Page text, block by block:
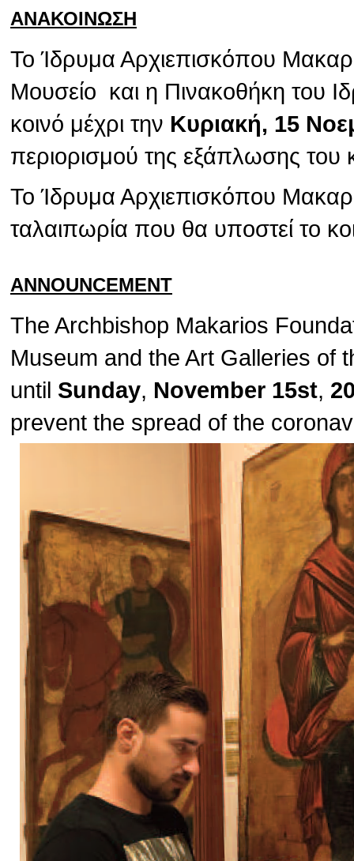
ΑΝΑΚΟΙΝΩΣΗ
Το Ίδρυμα Αρχιεπισκόπου
Μουσείο και η Πινακοθήκη του
κοινό μέχρι την Κυριακή, 15
περιορισμού της εξάπλωσης του
Το Ίδρυμα Αρχιεπισκόπου
ταλαιπωρία που θα υποστεί το
ANNOUNCEMENT
The Archbishop Makarios
Museum and the Art Galleries of
until Sunday, November 15st,
prevent the spread of the